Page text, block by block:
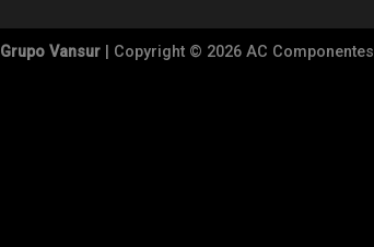
Grupo Vansur| Copyright © 2026 AC Componentes